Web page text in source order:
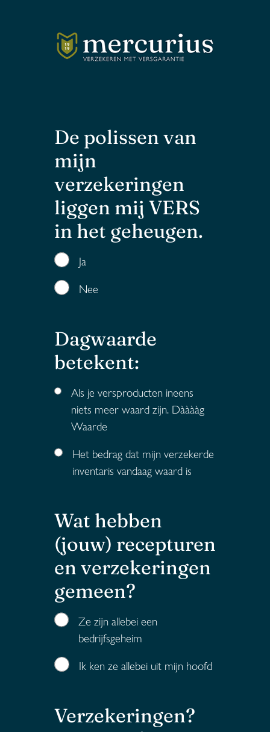
De polissen van
mijn
verzekeringen
liggen mij VERS
in het geheugen.
Ja
Nee
Dagwaarde
betekent:
Als je versproducten ineens
niets meer waard zijn. Dààààg
Waarde
Het bedrag dat mijn verzekerde
inventaris vandaag waard is
Wat hebben
(jouw) recepturen
en verzekeringen
gemeen?
Ze zijn allebei een
bedrijfsgeheim
Ik ken ze allebei uit mijn hoofd
Verzekeringen?